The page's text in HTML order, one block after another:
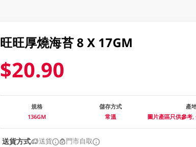
旺旺厚燒海苔 8 X 17GM
$20.90
規格
136GM
儲存方式
常溫
產
圖片產區只供參考
送貨方式 送貨 門市自取